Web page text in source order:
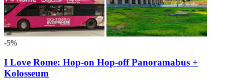
-5%
I Love Rome: Hop-on Hop-off Panoramabus +
Kolosseum